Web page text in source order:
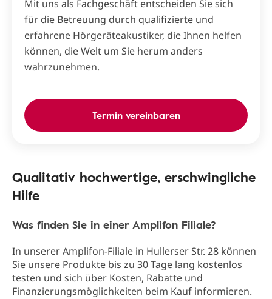
Mit uns als Fachgeschäft entscheiden Sie sich
für die Betreuung durch qualifizierte und
erfahrene Hörgeräteakustiker, die Ihnen helfen
können, die Welt um Sie herum anders
wahrzunehmen.
Termin vereinbaren
Qualitativ hochwertige, erschwingliche
Hilfe
Was finden Sie in einer Amplifon Filiale?
In unserer Amplifon-Filiale in Hullerser Str. 28 können
Sie unsere Produkte bis zu 30 Tage lang kostenlos
testen und sich über Kosten, Rabatte und
Finanzierungsmöglichkeiten beim Kauf informieren.